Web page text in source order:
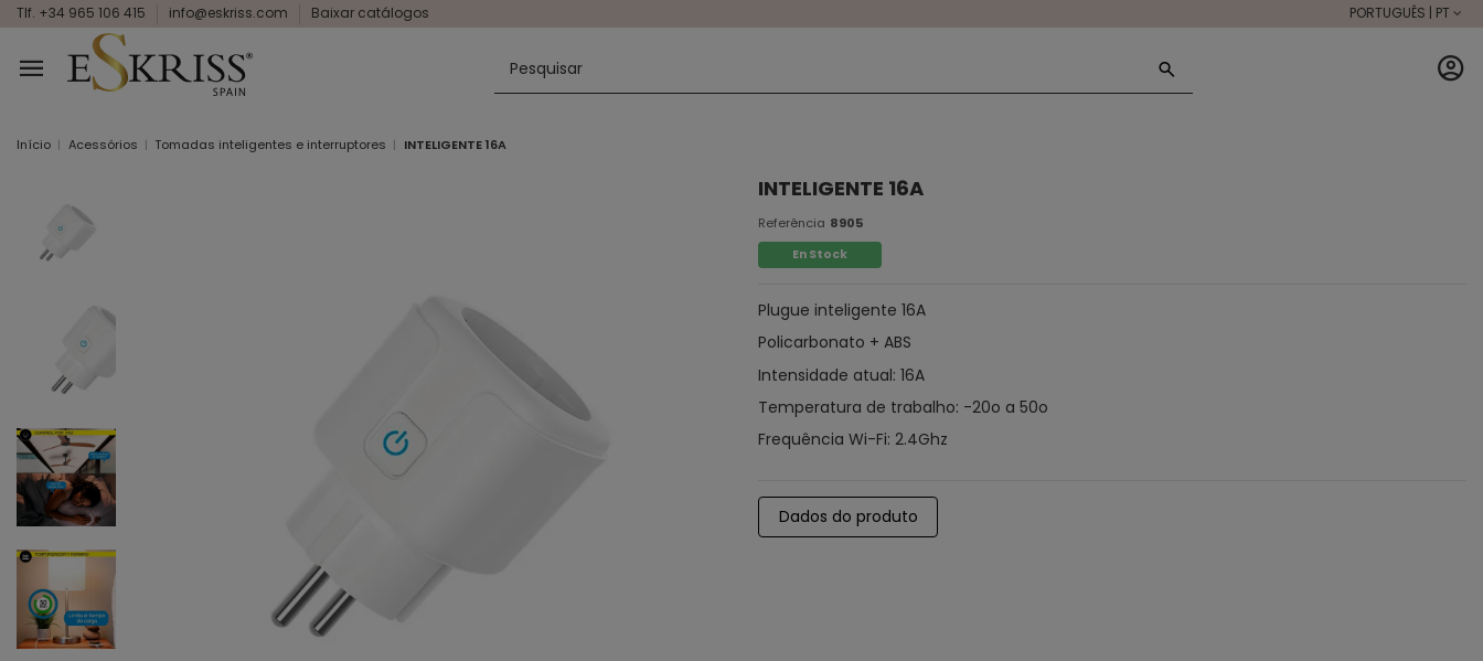
Tlf. +34 965 106 415 info@eskriss.com Baixar catálogos PORTUGUÊS | PT
Início Acessórios Tomadas inteligentes e interruptores INTELIGENTE 16A
INTELIGENTE 16A
Referência 8905
En Stock
Plugue inteligente 16A
Policarbonato + ABS
Intensidade atual: 16A
Temperatura de trabalho: -20o a 50o
Frequência Wi-Fi: 2.4Ghz
Dados do produto